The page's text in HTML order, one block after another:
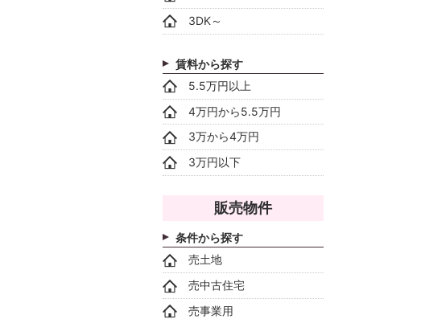
3DK～
賃料から探す
5.5万円以上
4万円から5.5万円
3万から4万円
3万円以下
販売物件
条件から探す
売土地
売中古住宅
売事業用